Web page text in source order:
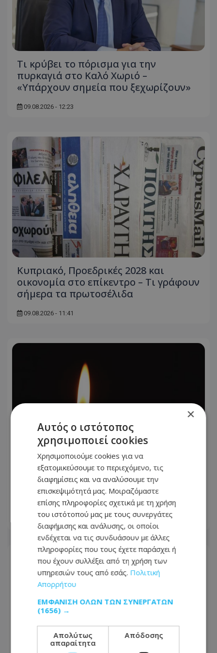
Τι κρύβει το πόρισμα για την
πυρκαγιά στο Καλό Χωριό –
«Υπάρχουν σημεία που ξεχωρίζουν»
09.08.2026 - 12:23
Κυπριακό, Προεδρικές 2028 και
οικονομία στο επίκεντρο – Τι γράφουν
σήμερα τα πρωτοσέλιδα
09.08.2026 - 11:41
Στη γειτονιά των αγγέλων ο Ανδρέας
Δημητρίου – Πότε θα γίνει η κηδεία –
Δείτε φωτογραφία του
09.08.2026 - 10:17
×
Αυτός ο ιστότοπος
χρησιμοποιεί cookies
Χρησιμοποιούμε cookies για να
εξατομικεύσουμε το περιεχόμενο, τις
διαφημίσεις και να αναλύσουμε την
επισκεψιμότητά μας. Μοιραζόμαστε
επίσης πληροφορίες σχετικά με τη χρήση
του ιστότοπού μας με τους συνεργάτες
διαφήμισης και ανάλυσης, οι οποίοι
ενδέχεται να τις συνδυάσουν με άλλες
πληροφορίες που τους έχετε παράσχει ή
που έχουν συλλέξει από τη χρήση των
υπηρεσιών τους από εσάς. Πολιτική
Απορρήτου
ΕΜΦΆΝΙΣΗ ΌΛΩΝ ΤΩΝ ΣΥΝΕΡΓΑΤΏΝ
(1656) →
Απολύτως
απαραίτητα
Απόδοσης